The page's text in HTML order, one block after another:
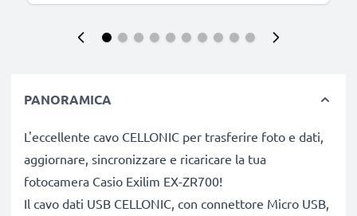
PANORAMICA
L'eccellente cavo CELLONIC per trasferire foto e dati,
aggiornare, sincronizzare e ricaricare la tua
fotocamera Casio Exilim EX-ZR700!
Il cavo dati USB CELLONIC, con connettore Micro USB,